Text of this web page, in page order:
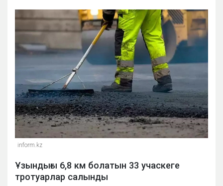
inform.kz
Ұзындығы 6,8 км болатын 33 учаскеге
тротуарлар салынды